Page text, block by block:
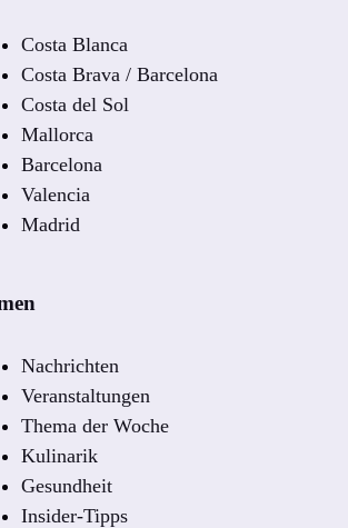
Costa Blanca
Costa Brava / Barcelona
Costa del Sol
Mallorca
Barcelona
Valencia
Madrid
Nachrichten
Veranstaltungen
Thema der Woche
Kulinarik
Gesundheit
Insider-Tipps